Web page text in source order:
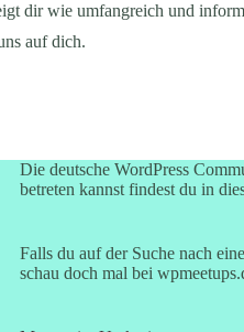
dir wie umfangreich und
auf dich.
Die deutsche WordPress
betreten kannst findest du in
Falls du auf der Suche nach
schau doch mal bei